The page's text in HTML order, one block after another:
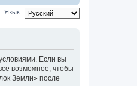
Язык:
Если вы
возможное, чтобы
Земли» после